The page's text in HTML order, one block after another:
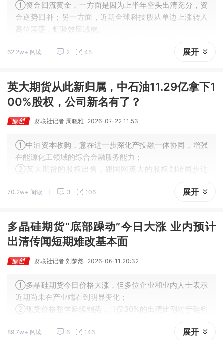
①资金回流黄金，一方面是因为上半年空头出清充分，资
金逆势回补；另一方面，近期全球科技股从单边上涨转入
高位震荡，虹吸效应减弱。
口尚未开启，趋势性上涨或需等到9月之后，核心变量在于
62.2w+ 阅读 2 45 展开
英大期货从此新归属，中石油11.29亿拿下1
00%股权，公司新名有了？
财联社记者 周晓雅 2026-07-22 11:53
①中油资本收购，意在进一步深化产投融一体协同，增强
在能源化工领域的综合金融服务能力；
②英大期货的股权出售，跟国网英大的股权划转同步进
③随着新一轮股权变更落地，英大期货或迎来发展新机
70.2w+ 阅读 3 106 展开
多晶硅期货“底部躁动”今日大涨 业内预计
出清传闻短期难改基本面
财联社记者 刘梦然 2026-06-11 20:32
①多晶硅期货今日价格大涨，但多位企业和业内人士表示
近期尚未在产业端看到明显变化；
②现货价格整体延续弱势，且仅30%的出清比例对于硅料
89.7w+ 阅读 6 146 展开